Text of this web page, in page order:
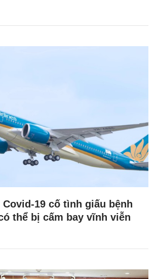
Covid-19 cố tình giấu bệnh
thể bị cấm bay vĩnh viễn